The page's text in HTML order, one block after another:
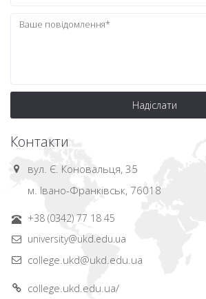
Надіслати
Контакти
вул. Є. Коновальця, 35
м. Івано-Франківськ, 76018
+38 (0342) 77 18 45
university@ukd.edu.ua
college.ukd@ukd.edu.ua
college.ukd.edu.ua/